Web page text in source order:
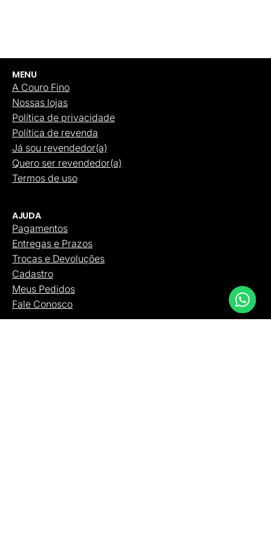
MENU
A Couro Fino
Nossas lojas
Política de privacidade
Política de revenda
Já sou revendedor(a)
Quero ser revendedor(a)
Termos de uso
AJUDA
Pagamentos
Entregas e Prazos
Trocas e Devoluções
Cadastro
Meus Pedidos
Fale Conosco